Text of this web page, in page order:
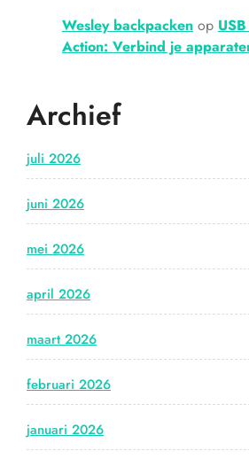
Wesley backpacken op
Action: Verbind je
Archief
juli 2026
juni 2026
mei 2026
april 2026
maart 2026
februari 2026
januari 2026